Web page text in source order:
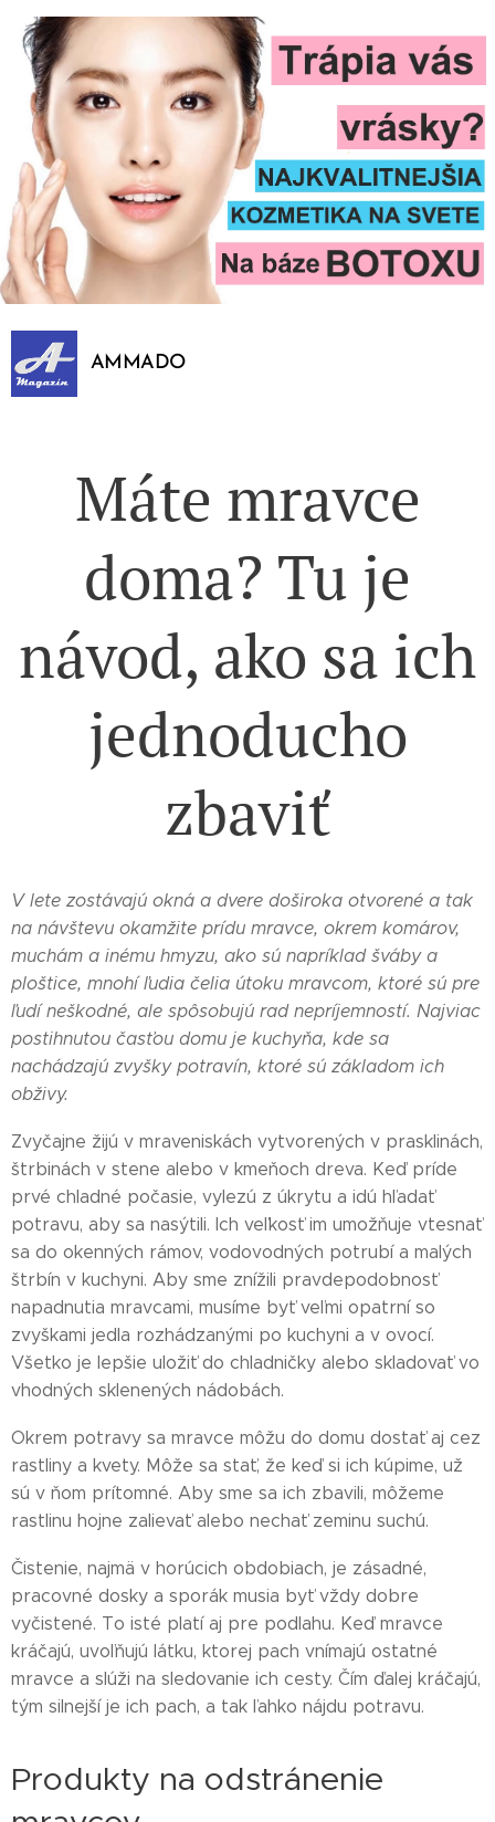
AMMADO
Máte mravce
doma? Tu je
návod, ako sa ich
jednoducho
zbaviť
V lete zostávajú okná a dvere doširoka otvorené a tak
na návštevu okamžite prídu mravce, okrem komárov,
muchám a inému hmyzu, ako sú napríklad šváby a
ploštice, mnohí ľudia čelia útoku mravcom, ktoré sú pre
ľudí neškodné, ale spôsobujú rad nepríjemností. Najviac
postihnutou časťou domu je kuchyňa, kde sa
nachádzajú zvyšky potravín, ktoré sú základom ich
obživy.
Zvyčajne žijú v mraveniskách vytvorených v prasklinách,
štrbinách v stene alebo v kmeňoch dreva. Keď príde
prvé chladné počasie, vylezú z úkrytu a idú hľadať
potravu, aby sa nasýtili. Ich veľkosť im umožňuje vtesnať
sa do okenných rámov, vodovodných potrubí a malých
štrbín v kuchyni. Aby sme znížili pravdepodobnosť
napadnutia mravcami, musíme byť veľmi opatrní so
zvyškami jedla rozhádzanými po kuchyni a v ovocí.
Všetko je lepšie uložiť do chladničky alebo skladovať vo
vhodných sklenených nádobách.
Okrem potravy sa mravce môžu do domu dostať aj cez
rastliny a kvety. Môže sa stať, že keď si ich kúpime, už
sú v ňom prítomné. Aby sme sa ich zbavili, môžeme
rastlinu hojne zalievať alebo nechať zeminu suchú.
Čistenie, najmä v horúcich obdobiach, je zásadné,
pracovné dosky a sporák musia byť vždy dobre
vyčistené. To isté platí aj pre podlahu. Keď mravce
kráčajú, uvoľňujú látku, ktorej pach vnímajú ostatné
mravce a slúži na sledovanie ich cesty. Čím ďalej kráčajú,
tým silnejší je ich pach, a tak ľahko nájdu potravu.
Produkty na odstránenie